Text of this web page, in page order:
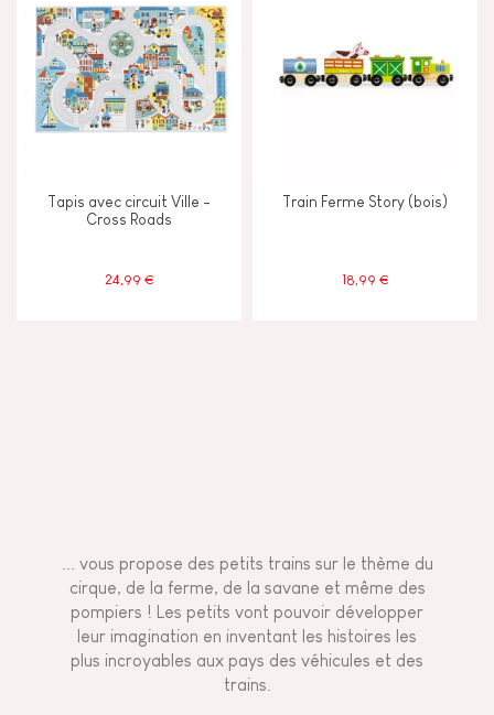
Tapis avec circuit Ville -
Cross Roads
24,99 €
Train Ferme Story (bois)
18,99 €
... vous propose des petits trains sur le thème du
cirque, de la ferme, de la savane et même des
pompiers ! Les petits vont pouvoir développer
leur imagination en inventant les histoires les
plus incroyables aux pays des véhicules et des
trains.